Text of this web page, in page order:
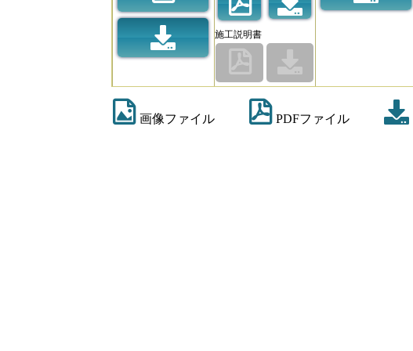
施工説明書
画像ファイル PDFファイル